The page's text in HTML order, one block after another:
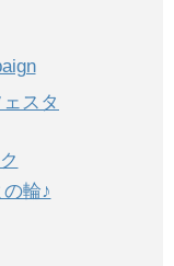
スタ
輪♪